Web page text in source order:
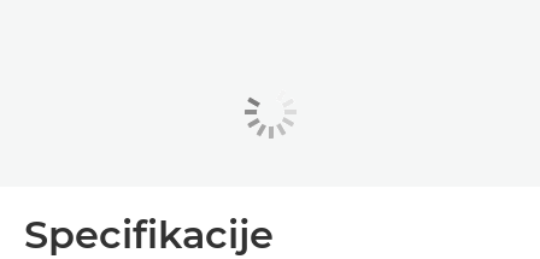
Specifikacije